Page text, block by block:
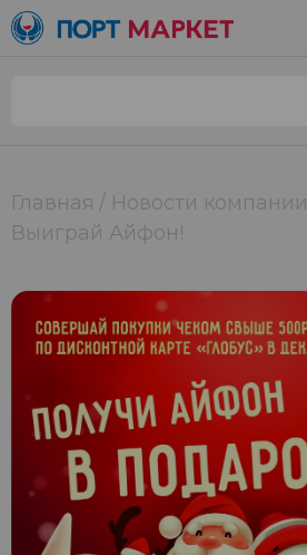
Главная
Новости компании
Выиграй Айфон!